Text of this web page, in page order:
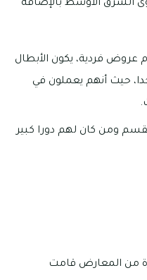
الشرق الأوسط بالإضافة
عروض فردية، يكون الأبطال
حيث أنهم يعملون في
ومن كان لهم دورا كبير
من المعارض قامت